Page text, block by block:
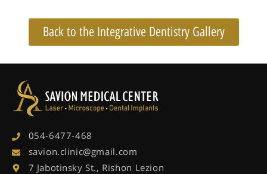
Back to the Integrative Dentistry Gallery
054-6477-468
savion.clinic@gmail.com
7 Jabotinsky St., Rishon Lezion